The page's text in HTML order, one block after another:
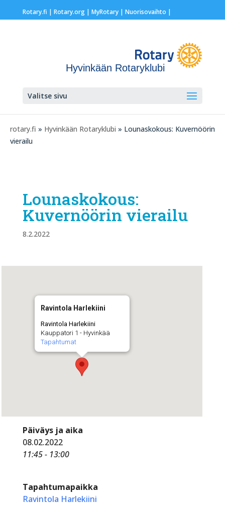
Rotary.fi | Rotary.org| MyRotary | Nuorisovaihto |
Hyvinkään Rotaryklubi
Valitse sivu
rotary.fi » Hyvinkään Rotaryklubi » Lounaskokous: Kuvernöörin
vierailu
Lounaskokous:
Kuvernöörin vierailu
8.2.2022
Ravintola Harlekiini
Ravintola Harlekiini
Kauppatori 1 - Hyvinkää
Tapahtumat
Päiväys ja aika
08.02.2022
11:45 - 13:00
Tapahtumapaikka
Ravintola Harlekiini